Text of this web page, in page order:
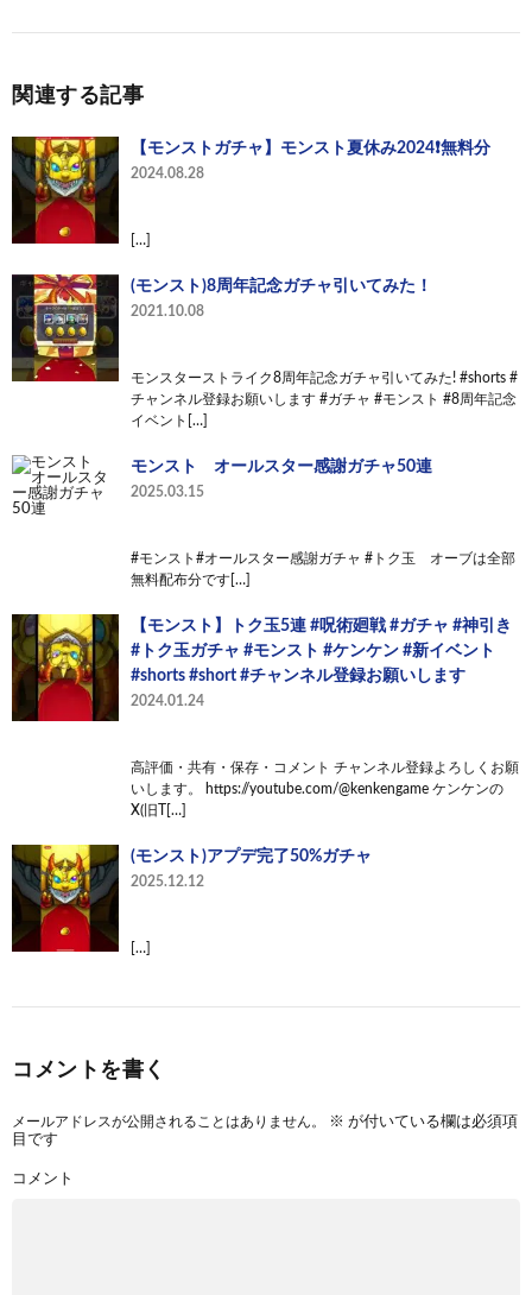
関連する記事
【モンストガチャ】モンスト夏休み2024❗️無料分
2024.08.28
[…]
(モンスト)8周年記念ガチャ引いてみた！
2021.10.08
モンスターストライク8周年記念ガチャ引いてみた! #shorts #
チャンネル登録お願いします #ガチャ #モンスト #8周年記念
イベント[…]
モンスト オールスター感謝ガチャ50連
2025.03.15
#モンスト#オールスター感謝ガチャ #トク玉 オーブは全部
無料配布分です[…]
【モンスト】トク玉5連 #呪術廻戦 #ガチャ #神引き
#トク玉ガチャ #モンスト #ケンケン #新イベント
#shorts #short #チャンネル登録お願いします
2024.01.24
高評価・共有・保存・コメント チャンネル登録よろしくお願
いします。 https://youtube.com/@kenkengame ケンケンの
X(旧T[…]
(モンスト)アプデ完了50%ガチャ
2025.12.12
[…]
コメントを書く
メールアドレスが公開されることはありません。 ※ が付いている欄は必須項
目です
コメント